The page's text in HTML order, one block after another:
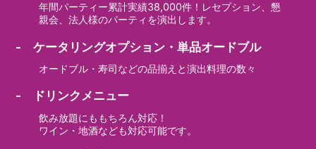
年間パーティー累計実績38,000件！レセプション、懇
親会、法人様のパーティを演出します。
- ケータリングオプション・単品オードブル
オードブル・寿司などの品揃えと演出料理の数々
- ドリンクメニュー
飲み放題にももちろん対応！
ワイン・地酒なども対応可能です。